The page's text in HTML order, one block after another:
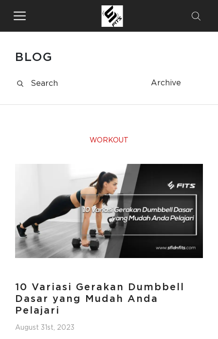
BLOG
Archive
WORKOUT
10 Variasi Gerakan Dumbbell
Dasar yang Mudah Anda
Pelajari
August 31st, 2023